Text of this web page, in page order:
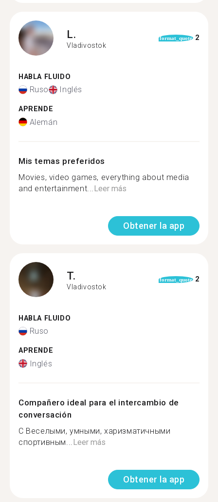
L.
Vladivostok
format_quote 2
HABLA FLUIDO
Ruso Inglés
APRENDE
Alemán
Mis temas preferidos
Movies, video games, everything about media
and entertainment... Leer más
Obtener la app
T.
Vladivostok
format_quote 2
HABLA FLUIDO
Ruso
APRENDE
Inglés
Compañero ideal para el intercambio de
conversación
С Веселыми, умными, харизматичными
спортивным... Leer más
Obtener la app